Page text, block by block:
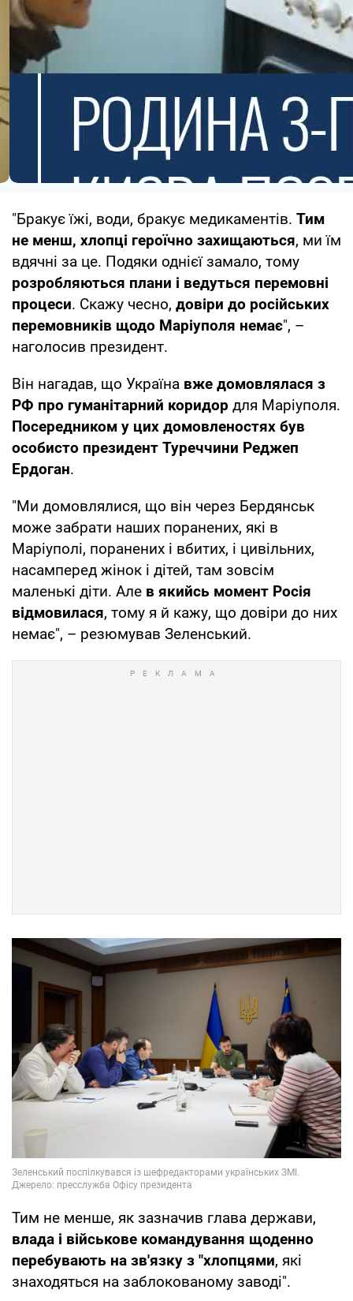
"Бракує їжі, води, бракує медикаментів. Тим
не менш, хлопці героїчно захищаються, ми їм
вдячні за це. Подяки однієї замало, тому
розробляються плани і ведуться перемовні
процеси. Скажу чесно, довіри до російських
перемовників щодо Маріуполя немає", –
наголосив президент.
Він нагадав, що Україна вже домовлялася з
РФ про гуманітарний коридор для Маріуполя.
Посередником у цих домовленостях був
особисто президент Туреччини Реджеп
Ердоган.
"Ми домовлялися, що він через Бердянськ
може забрати наших поранених, які в
Маріуполі, поранених і вбитих, і цивільних,
насамперед жінок і дітей, там зовсім
маленькі діти. Але в якийсь момент Росія
відмовилася, тому я й кажу, що довіри до них
немає", – резюмував Зеленський.
Тим не менше, як зазначив глава держави,
влада і військове командування щоденно
перебувають на зв'язку з "хлопцями, які
знаходяться на заблокованому заводі".